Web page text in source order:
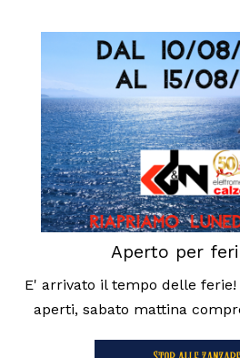
Aperto per
E' arrivato il tempo delle ferie!
aperti, sabato mattina